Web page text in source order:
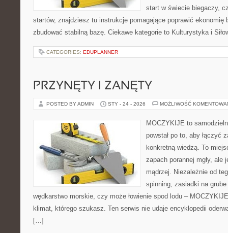
start w świecie biegaczy,
startów, znajdziesz tu instrukcje pomagające poprawić ekonomię
zbudować stabilną bazę. Ciekawe kategorie to Kulturystyka i
CATEGORIES: EDUPLANNER
PRZYNĘTY I ZANĘTY
POSTED BY ADMIN STY - 24 - 2026 MOŻLIWOŚĆ
MOCZYKIJE to
powstał po to, aby łączyć
konkretną wiedzą. To
zapach porannej mgły, ale
mądrzej. Niezależnie od
spinning, zasiadki na
wędkarstwo morskie, czy może łowienie spod lodu –
klimat, którego szukasz. Ten serwis nie udaje encyklopedii
[…]